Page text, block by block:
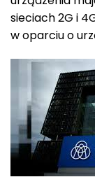
sieciach 2G i
w oparciu o